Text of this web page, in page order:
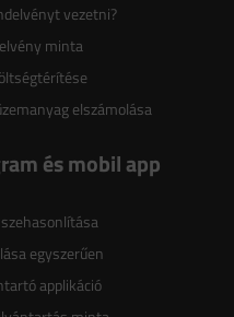
vezetni?
minta
elszámolása
és mobil app
egyszerűen
applikáció